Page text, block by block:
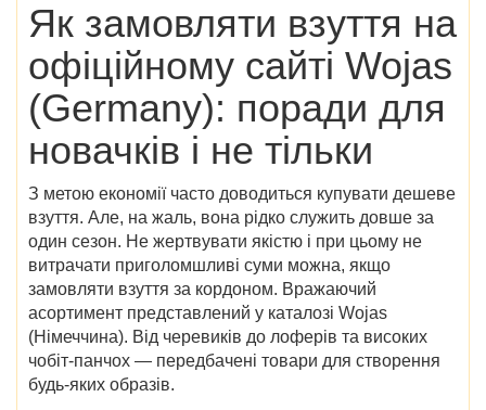
Як замовляти взуття на
офіційному сайті Wojas
(Germany): поради для
новачків і не тільки
З метою економії часто доводиться купувати дешеве
взуття. Але, на жаль, вона рідко служить довше за
один сезон. Не жертвувати якістю і при цьому не
витрачати приголомшливі суми можна, якщо
замовляти взуття за кордоном. Вражаючий
асортимент представлений у каталозі Wojas
(Німеччина). Від черевиків до лоферів та високих
чобіт-панчох — передбачені товари для створення
будь-яких образів.